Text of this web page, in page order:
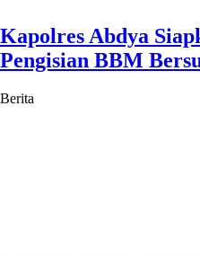
Kapolres Abdya
Pengisian BBM
Berita